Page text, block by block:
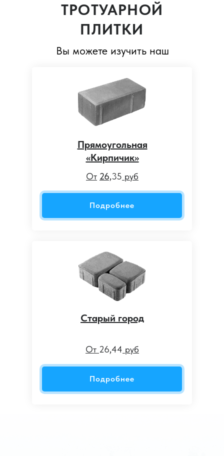
Прямоугольная
«Кирпичик»
От 26,35 руб
Подробнее
Старый город
От 26,44 руб
Подробнее
ТРОТУАРНОЙ
ПЛИТКИ
Вы можете изучить наш